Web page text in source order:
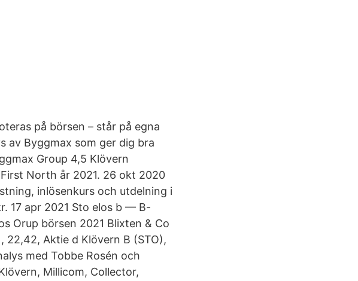
på börsen – står på egna
av Byggmax som ger dig bra
Group 4,5 Klövern
North år 2021. 26 okt 2020
inlösenkurs och utdelning i
17 apr 2021 Sto elos b — B-
Orup börsen 2021 Blixten & Co
22,42, Aktie d Klövern B (STO),
med Tobbe Rosén och
Millicom, Collector,